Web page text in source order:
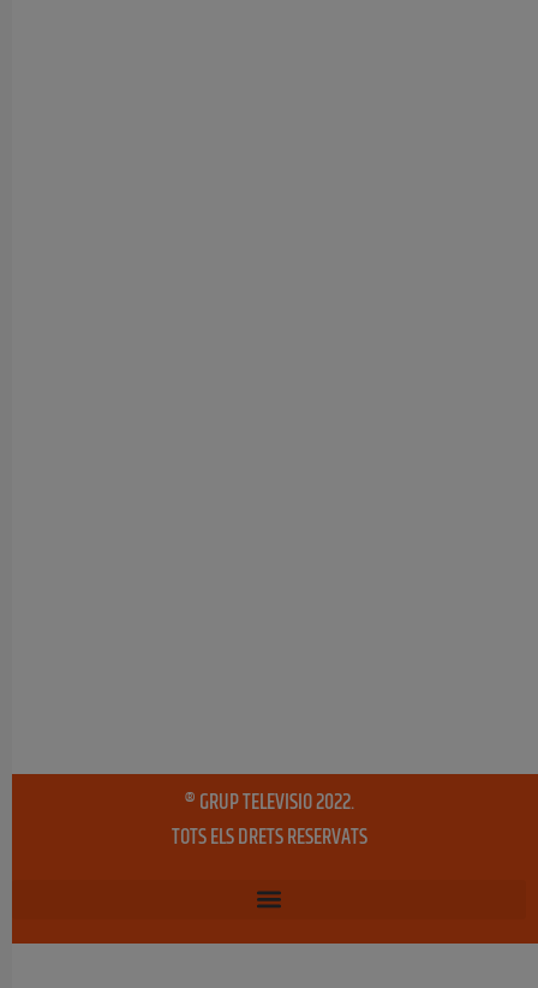
® GRUP TELEVISIO 2022.
TOTS ELS DRETS RESERVATS